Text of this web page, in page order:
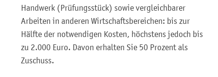
Handwerk (Prüfungsstück) sowie vergleichbarer
Arbeiten in anderen Wirtschaftsbereichen: bis zur
Hälfte der notwendigen Kosten, höchstens jedoch bis
zu 2.000 Euro. Davon erhalten Sie 50 Prozent als
Zuschuss.